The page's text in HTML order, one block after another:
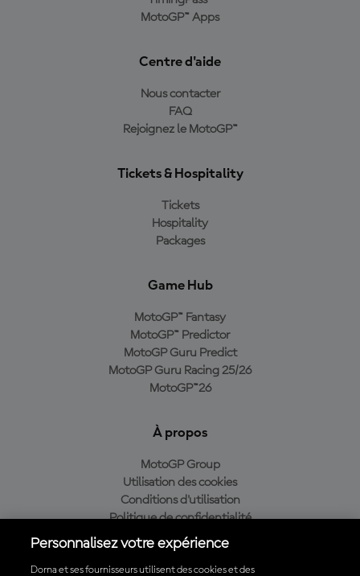
MotoGP™ Apps
Centre d'aide
Nous contacter
FAQ
Rejoignez le MotoGP™
Tickets & Hospitality
Tickets
Hospitality
Packages
Game Hub
MotoGP™ Fantasy
MotoGP™ Predictor
MotoGP Guru Predict
MotoGP Guru Racing 25/26
MotoGP™26
À propos
MotoGP Group
Utilisation des cookies
Conditions d'utilisation
Politique de confidentialité
Politique d’achat
Personnalisez votre expérience
Dorna et ses fournisseurs utilisent des cookies et des